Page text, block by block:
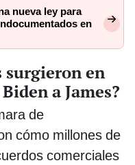
nueva ley para
en
surgieron en
a James?
de
cómo millones de
comerciales